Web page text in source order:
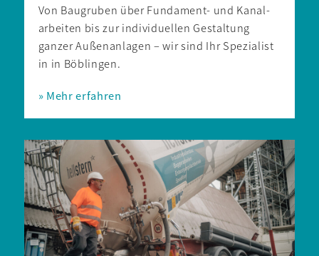
Von Bau­­gruben über Fundament- und Kanal­­
arbeiten bis zur individuellen Gestaltung
ganzer Außen­­anlagen – wir sind Ihr Spezialist
in in Böblingen.
» Mehr erfahren